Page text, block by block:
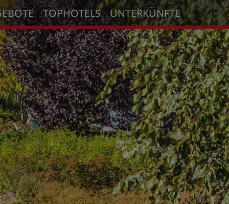
TOPHOTELS UNTERKÜNFTE